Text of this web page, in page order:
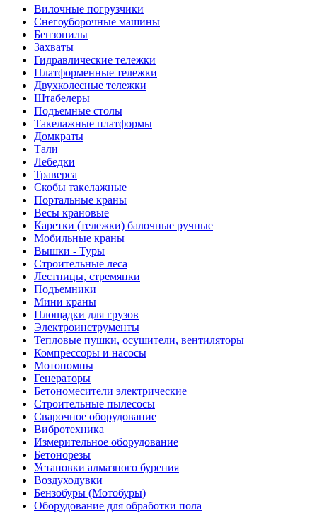
Вилочные погрузчики
Снегоуборочные машины
Бензопилы
Захваты
Гидравлические тележки
Платформенные тележки
Двухколесные тележки
Штабелеры
Подъемные столы
Такелажные платформы
Домкраты
Тали
Лебедки
Траверса
Скобы такелажные
Портальные краны
Весы крановые
Каретки (тележки) балочные ручные
Мобильные краны
Вышки - Туры
Строительные леса
Лестницы, стремянки
Подъемники
Мини краны
Площадки для грузов
Электроинструменты
Тепловые пушки, осушители, вентиляторы
Компрессоры и насосы
Мотопомпы
Генераторы
Бетономесители электрические
Строительные пылесосы
Сварочное оборудование
Вибротехника
Измерительное оборудование
Бетонорезы
Установки алмазного бурения
Воздуходувки
Бензобуры (Мотобуры)
Оборудование для обработки пола